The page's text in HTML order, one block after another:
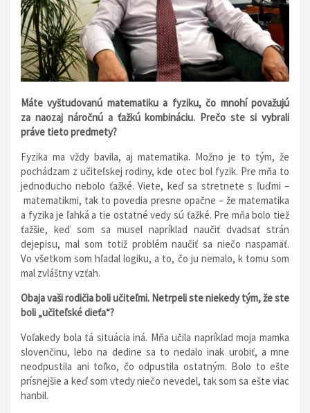
Máte vyštudovanú matematiku a fyziku, čo mnohí považujú
za naozaj náročnú a ťažkú kombináciu. Prečo ste si vybrali
práve tieto predmety?
Fyzika ma vždy bavila, aj matematika. Možno je to tým, že
pochádzam z učiteľskej rodiny, kde otec bol fyzik. Pre mňa to
jednoducho nebolo ťažké. Viete, keď sa stretnete s ľuďmi –
matematikmi, tak to povedia presne opačne – že matematika
a fyzika je ľahká a tie ostatné vedy sú ťažké. Pre mňa bolo tiež
ťažšie, keď som sa musel napríklad naučiť dvadsať strán
dejepisu, mal som totiž problém naučiť sa niečo naspamäť.
Vo všetkom som hľadal logiku, a to, čo ju nemalo, k tomu som
mal zvláštny vzťah.
Obaja vaši rodičia boli učiteľmi. Netrpeli ste niekedy tým, že ste
boli „učiteľské dieťa“?
Voľakedy bola tá situácia iná. Mňa učila napríklad moja mamka
slovenčinu, lebo na dedine sa to nedalo inak urobiť, a mne
neodpustila ani toľko, čo odpustila ostatným. Bolo to ešte
prísnejšie a keď som vtedy niečo nevedel, tak som sa ešte viac
hanbil.